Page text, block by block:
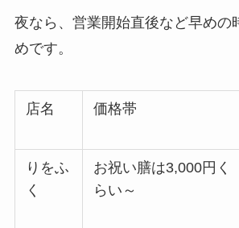
夜なら、営業開始直後など早めの
めです。
店名 価格帯
りをふ
く
お祝い膳は3,000円く
らい～